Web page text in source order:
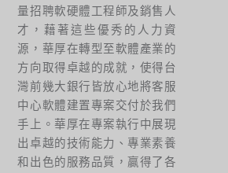
量招聘軟硬體工程師及銷售人
才，藉著這些優秀的人力資
源，華厚在轉型至軟體產業的
方向取得卓越的成就，使得台
灣前幾大銀行皆放心地將客服
中心軟體建置專案交付於我們
手上。華厚在專案執行中展現
出卓越的技術能力、專業素養
和出色的服務品質，贏得了各